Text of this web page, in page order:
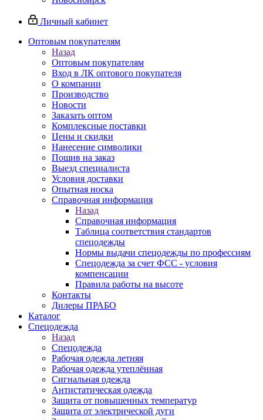
Личный кабинет
Оптовым покупателям
Назад
Оптовым покупателям
Вход в ЛК оптового покупателя
О компании
Производство
Новости
Заказать оптом
Комплексные поставки
Цены и скидки
Нанесение символики
Пошив на заказ
Выезд специалиста
Условия доставки
Опытная носка
Справочная информация
Назад
Справочная информация
Таблица соответствия стандартов
спецодежды
Нормы выдачи спецодежды по профессиям
Спецодежда за счет ФСС - условия
компенсации
Правила работы на высоте
Контакты
Дилеры ПРАБО
Каталог
Спецодежда
Назад
Спецодежда
Рабочая одежда летняя
Рабочая одежда утеплённая
Сигнальная одежда
Антистатическая одежда
Защита от повышенных температур
Защита от электрической дуги